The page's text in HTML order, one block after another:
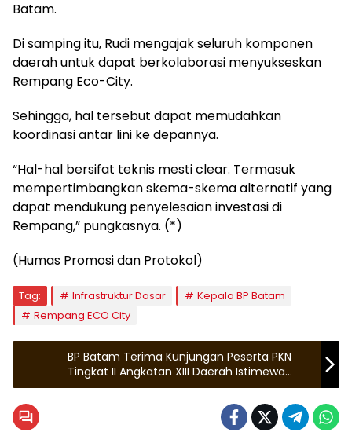
Batam.
Di samping itu, Rudi mengajak seluruh komponen
daerah untuk dapat berkolaborasi menyukseskan
Rempang Eco-City.
Sehingga, hal tersebut dapat memudahkan
koordinasi antar lini ke depannya.
“Hal-hal bersifat teknis mesti clear. Termasuk
mempertimbangkan skema-skema alternatif yang
dapat mendukung penyelesaian investasi di
Rempang,” pungkasnya. (*)
(Humas Promosi dan Protokol)
Tag: Infrastruktur Dasar
Kepala BP Batam
Rempang ECO City
BP Batam Terima Kunjungan Peserta PKN
Tingkat II Angkatan XIII Daerah Istimewa
Yogyakarta